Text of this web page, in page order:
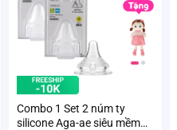
Combo 1 Set 2 núm ty
silicone Aga-ae siêu mềm